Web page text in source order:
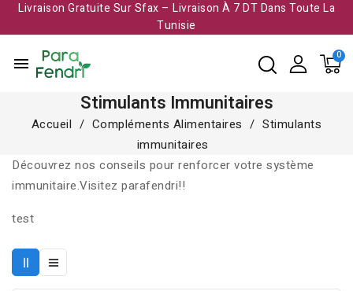
Livraison Gratuite Sur Sfax – Livraison À 7 DT Dans Toute La
Tunisie​
menu
Stimulants Immunitaires
Accueil Compléments Alimentaires
Stimulants
immunitaires
Découvrez nos conseils pour renforcer votre système
immunitaire.Visitez parafendri!!
test